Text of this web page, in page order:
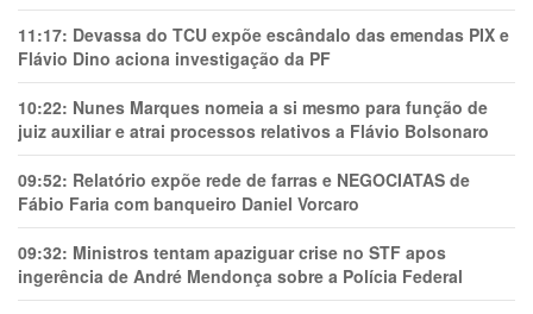
11:17: Devassa do TCU expõe escândalo das emendas PIX e
Flávio Dino aciona investigação da PF
10:22: Nunes Marques nomeia a si mesmo para função de
juiz auxiliar e atrai processos relativos a Flávio Bolsonaro
09:52: Relatório expõe rede de farras e NEGOCIATAS de
Fábio Faria com banqueiro Daniel Vorcaro
09:32: Ministros tentam apaziguar crise no STF apos
ingerência de André Mendonça sobre a Polícia Federal